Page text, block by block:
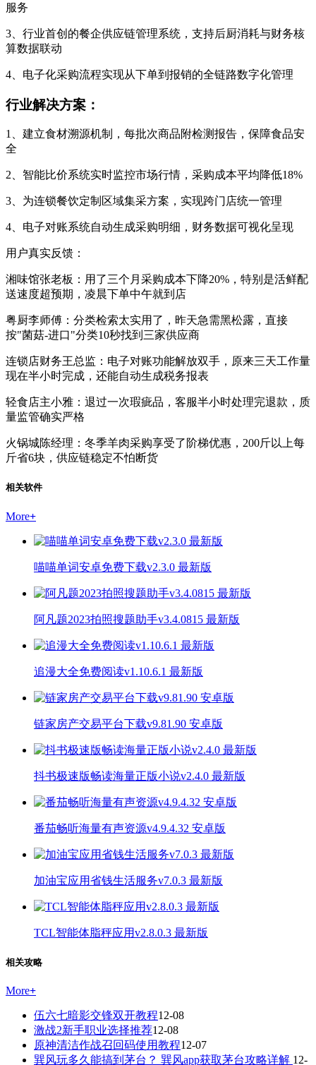
服务
3、行业首创的餐企供应链管理系统，支持后厨消耗与财务核
算数据联动
4、电子化采购流程实现从下单到报销的全链路数字化管理
行业解决方案：
1、建立食材溯源机制，每批次商品附检测报告，保障食品安
全
2、智能比价系统实时监控市场行情，采购成本平均降低18%
3、为连锁餐饮定制区域集采方案，实现跨门店统一管理
4、电子对账系统自动生成采购明细，财务数据可视化呈现
用户真实反馈：
湘味馆张老板：用了三个月采购成本下降20%，特别是活鲜配
送速度超预期，凌晨下单中午就到店
粤厨李师傅：分类检索太实用了，昨天急需黑松露，直接
按"菌菇-进口"分类10秒找到三家供应商
连锁店财务王总监：电子对账功能解放双手，原来三天工作量
现在半小时完成，还能自动生成税务报表
轻食店主小雅：退过一次瑕疵品，客服半小时处理完退款，质
量监管确实严格
火锅城陈经理：冬季羊肉采购享受了阶梯优惠，200斤以上每
斤省6块，供应链稳定不怕断货
相关软件
More+
喵喵单词安卓免费下载v2.3.0 最新版
阿凡题2023拍照搜题助手v3.4.0815 最新版
追漫大全免费阅读v1.10.6.1 最新版
链家房产交易平台下载v9.81.90 安卓版
抖书极速版畅读海量正版小说v2.4.0 最新版
番茄畅听海量有声资源v4.9.4.32 安卓版
加油宝应用省钱生活服务v7.0.3 最新版
TCL智能体脂秤应用v2.8.0.3 最新版
相关攻略
More+
伍六七暗影交锋双开教程12-08
激战2新手职业选择推荐12-08
原神清洁作战召回码使用教程12-07
巽风玩多久能搞到茅台？ 巽风app获取茅台攻略详解 12-